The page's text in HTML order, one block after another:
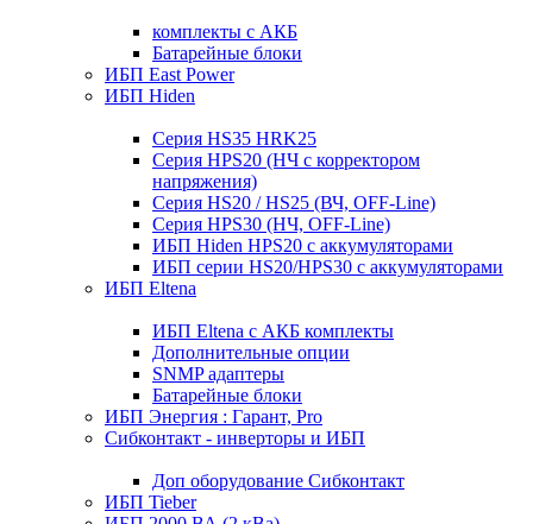
комплекты с АКБ
Батарейные блоки
ИБП East Power
ИБП Hiden
Серия HS35 HRK25
Серия HPS20 (НЧ с корректором
напряжения)
Серия HS20 / HS25 (ВЧ, OFF-Line)
Серия HPS30 (НЧ, OFF-Line)
ИБП Hiden HPS20 с аккумуляторами
ИБП серии HS20/HPS30 с аккумуляторами
ИБП Eltena
ИБП Eltena с АКБ комплекты
Дополнительные опции
SNMP адаптеры
Батарейные блоки
ИБП Энергия : Гарант, Pro
Сибконтакт - инверторы и ИБП
Доп оборудование Сибконтакт
ИБП Tieber